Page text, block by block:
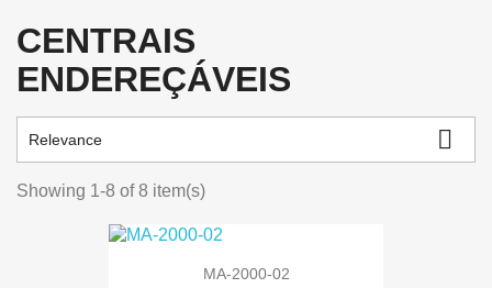
CENTRAIS
ENDEREÇÁVEIS
Relevance 
Showing 1-8 of 8 item(s)
MA-2000-02